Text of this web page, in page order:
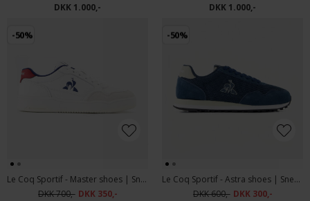
DKK 1.000,-
DKK 1.000,-
-50%
Le Coq Sportif - Master shoes | Sneakers Optical White Insignia Blue
DKK 700,- DKK 350,-
-50%
Le Coq Sportif - Astra shoes | Sneakers 479 Pageant Blue
DKK 600,- DKK 300,-